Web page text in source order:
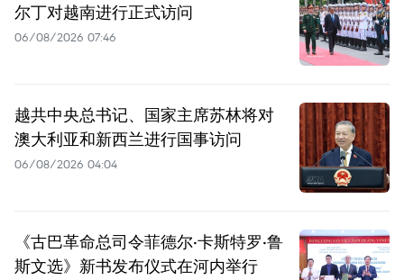
尔丁对越南进行正式访问
06/08/2026 07:46
越共中央总书记、国家主席苏林将对
澳大利亚和新西兰进行国事访问
06/08/2026 04:04
《古巴革命总司令菲德尔·卡斯特罗·鲁
斯文选》新书发布仪式在河内举行